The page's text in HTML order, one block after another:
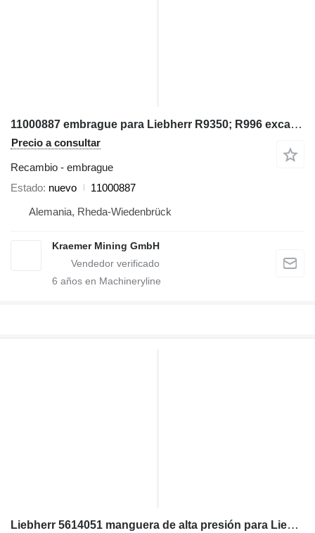
11000887 embrague para Liebherr R9350; R996 excavadora
Precio a consultar
Recambio - embrague
Estado nuevo
11000887
Alemania, Rheda-Wiedenbrück
Kraemer Mining GmbH
6 años en Machineryline
Liebherr 5614051 manguera de alta presión para Liebherr R996 excavadora